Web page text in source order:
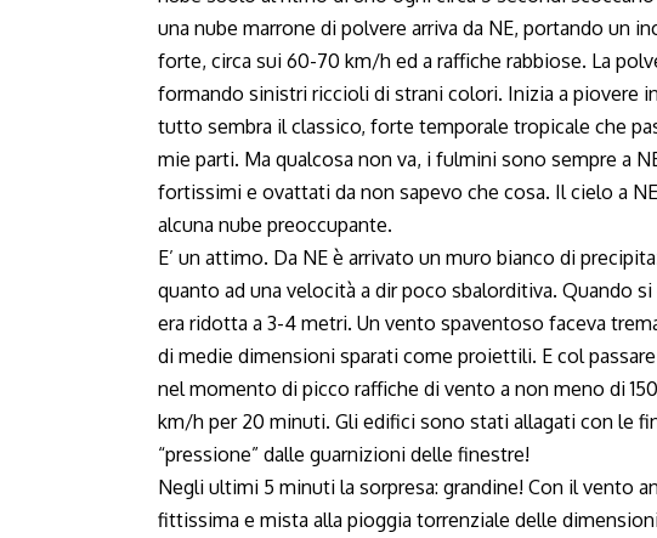
una nube marrone di polvere arriva da NE, portando un
forte, circa sui 60-70 km/h ed a raffiche rabbiose. La
formando sinistri riccioli di strani colori. Inizia a piovere
tutto sembra il classico, forte temporale tropicale che
mie parti. Ma qualcosa non va, i fulmini sono sempre a
fortissimi e ovattati da non sapevo che cosa. Il cielo a
alcuna nube preoccupante.
E’ un attimo. Da NE è arrivato un muro bianco di
quanto ad una velocità a dir poco sbalorditiva. Quando
era ridotta a 3-4 metri. Un vento spaventoso faceva
di medie dimensioni sparati come proiettili. E col
nel momento di picco raffiche di vento a non meno di
km/h per 20 minuti. Gli edifici sono stati allagati con le
“pressione” dalle guarnizioni delle finestre!
Negli ultimi 5 minuti la sorpresa: grandine! Con il vento
fittissima e mista alla pioggia torrenziale delle dimensioni